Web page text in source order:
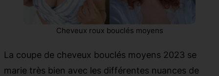
Cheveux roux bouclés moyens
La coupe de cheveux bouclés moyens 2023 se
marie très bien avec les différentes nuances de